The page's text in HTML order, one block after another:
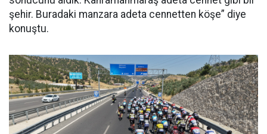
şehir. Buradaki manzara adeta cennetten köşe” diye
konuştu.